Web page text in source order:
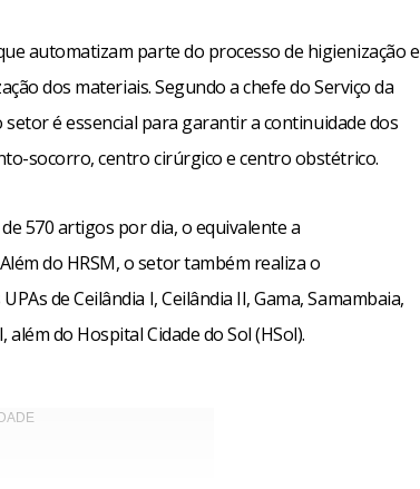
automatizam parte do processo de higienização e
dos materiais. Segundo a chefe do Serviço da
setor é essencial para garantir a continuidade dos
socorro, centro cirúrgico e centro obstétrico.
570 artigos por dia, o equivalente a
do HRSM, o setor também realiza o
de Ceilândia I, Ceilândia II, Gama, Samambaia,
além do Hospital Cidade do Sol (HSol).